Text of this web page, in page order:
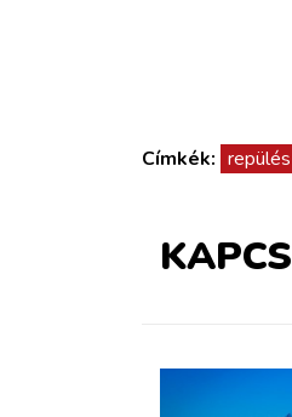
Címkék: repülés